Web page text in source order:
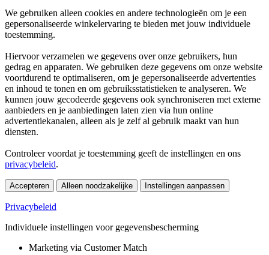
We gebruiken alleen cookies en andere technologieën om je een
gepersonaliseerde winkelervaring te bieden met jouw individuele
toestemming.
Hiervoor verzamelen we gegevens over onze gebruikers, hun
gedrag en apparaten. We gebruiken deze gegevens om onze website
voortdurend te optimaliseren, om je gepersonaliseerde advertenties
en inhoud te tonen en om gebruiksstatistieken te analyseren. We
kunnen jouw gecodeerde gegevens ook synchroniseren met externe
aanbieders en je aanbiedingen laten zien via hun online
advertentiekanalen, alleen als je zelf al gebruik maakt van hun
diensten.
Controleer voordat je toestemming geeft de instellingen en ons
privacybeleid.
Accepteren Alleen noodzakelijke Instellingen aanpassen
Privacybeleid
Individuele instellingen voor gegevensbescherming
Marketing via Customer Match